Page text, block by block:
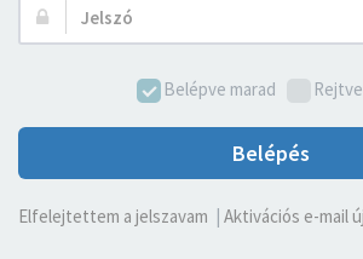
Jelszó:
Belépve marad
Belépés
Elfelejtettem a jelszavam Aktivációs e-mail